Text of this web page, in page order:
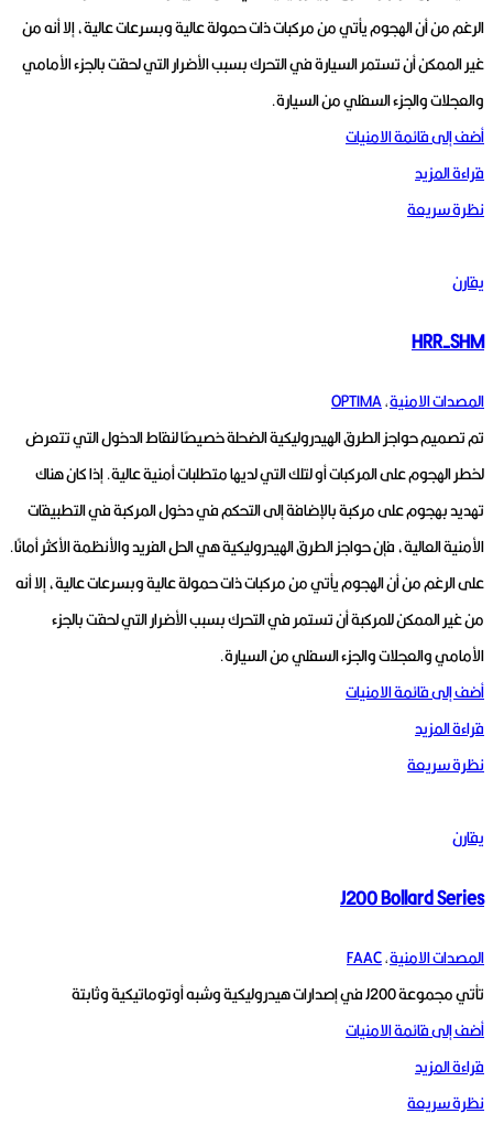
الرغم من أن الهجوم يأتي من مركبات ذات حمولة عالية وبسرعات عالية، إلا أنه من
غير الممكن أن تستمر السيارة في التحرك بسبب الأضرار التي لحقت بالجزء الأمامي
والعجلات والجزء السفلي من السيارة.
أضف إلى قائمة الامنيات
قراءة المزيد
نظرة سريعة
يقارن
HRR-SHM
المصدات الامنية,
OPTIMA
تم تصميم حواجز الطرق الهيدروليكية الضحلة خصيصًا لنقاط الدخول التي تتعرض
لخطر الهجوم على المركبات أو لتلك التي لديها متطلبات أمنية عالية.إذا كان هناك
تهديد بهجوم على مركبة بالإضافة إلى التحكم في دخول المركبة في التطبيقات
الأمنية العالية، فإن حواجز الطرق الهيدروليكية هي الحل الفريد والأنظمة الأكثر أمانًا.
على الرغم من أن الهجوم يأتي من مركبات ذات حمولة عالية وبسرعات عالية، إلا أنه
من غير الممكن للمركبة أن تستمر في التحرك بسبب الأضرار التي لحقت بالجزء
الأمامي والعجلات والجزء السفلي من السيارة.
أضف إلى قائمة الامنيات
قراءة المزيد
نظرة سريعة
يقارن
J200 Bollard Series
المصدات الامنية,
FAAC
تأتي مجموعة J200 في إصدارات هيدروليكية وشبه أوتوماتيكية وثابتة
أضف إلى قائمة الامنيات
قراءة المزيد
نظرة سريعة